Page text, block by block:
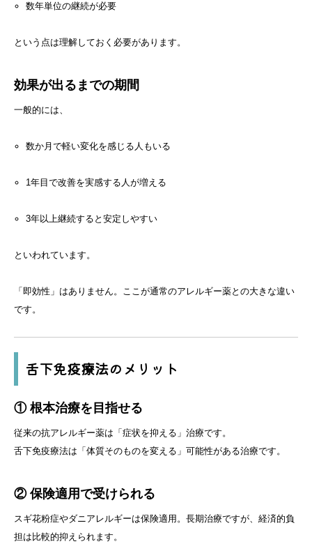
数年単位の継続が必要
という点は理解しておく必要があります。
効果が出るまでの期間
一般的には、
数か月で軽い変化を感じる人もいる
1年目で改善を実感する人が増える
3年以上継続すると安定しやすい
といわれています。
「即効性」はありません。ここが通常のアレルギー薬との大きな違い
です。
舌下免疫療法のメリット
① 根本治療を目指せる
従来の抗アレルギー薬は「症状を抑える」治療です。
舌下免疫療法は「体質そのものを変える」可能性がある治療です。
② 保険適用で受けられる
スギ花粉症やダニアレルギーは保険適用。長期治療ですが、経済的負
担は比較的抑えられます。